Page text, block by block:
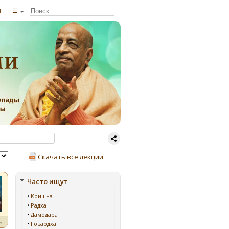
☰
Скачать все лекции
Часто ищут
• Кришна
• Радха
• Дамодара
• Говардхан